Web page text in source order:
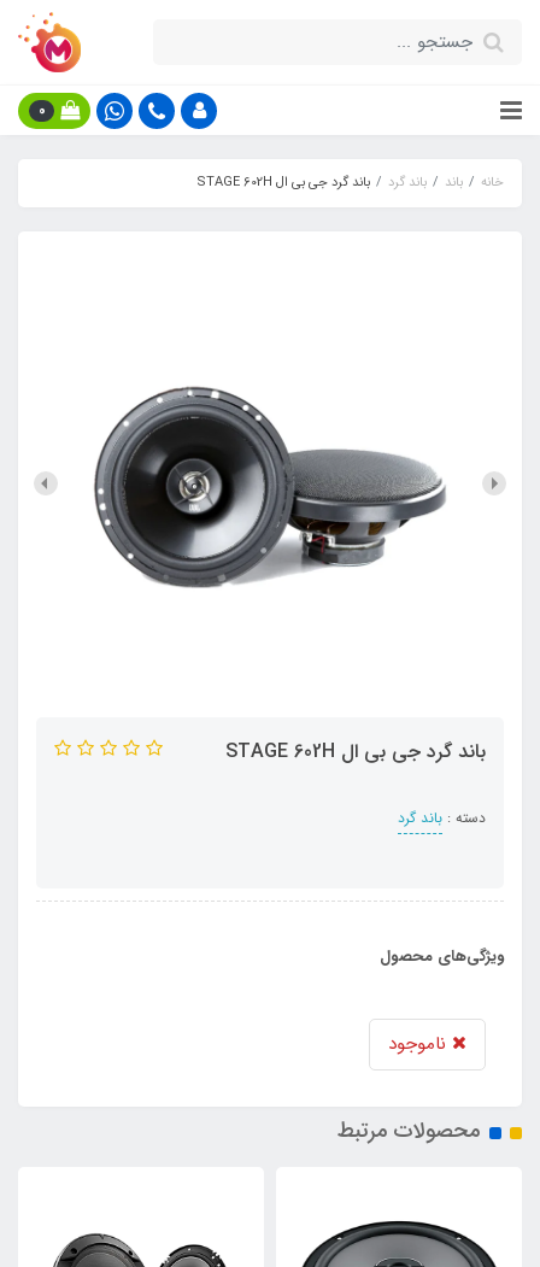
0
خانه باند باند گرد باند گرد جی بی ال STAGE 602H
باند گرد جی بی ال STAGE 602H
دسته : باند گرد
ویژگی‌های محصول
ناموجود
محصولات مرتبط